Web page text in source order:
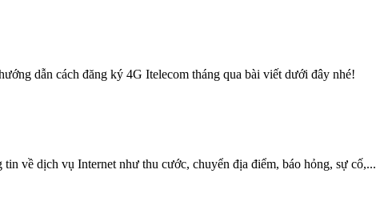
dẫn cách đăng ký 4G Itelecom tháng qua bài viết dưới đây nhé!
về dịch vụ Internet như thu cước, chuyển địa điểm, báo hỏng, sự cố,...